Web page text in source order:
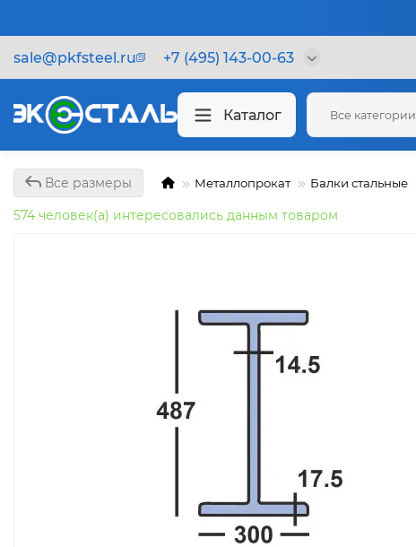
sale@pkfsteel.ru +7 (495) 143-00-63
Каталог Все категории
Все размеры Металлопрокат Балки стальные
574 человек(а) интересовались данным товаром